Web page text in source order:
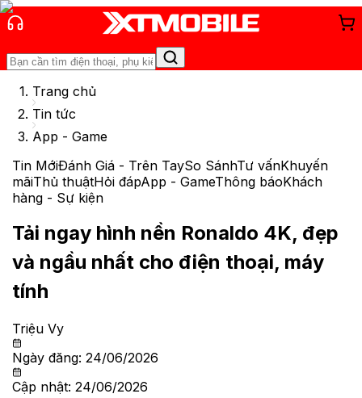
Trang chủ
Tin tức
App - Game
Tin MớiĐánh Giá - Trên TaySo SánhTư vấnKhuyến
mãiThủ thuậtHỏi đápApp - GameThông báoKhách
hàng - Sự kiện
Tải ngay hình nền Ronaldo 4K, đẹp
và ngầu nhất cho điện thoại, máy
tính
Triệu Vy
Ngày đăng: 24/06/2026
Cập nhật: 24/06/2026